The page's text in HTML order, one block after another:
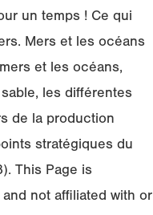
un temps ! Ce qui
Mers et les océans
et les océans,
les différentes
de la production
stratégiques du
This Page is
not affiliated with or